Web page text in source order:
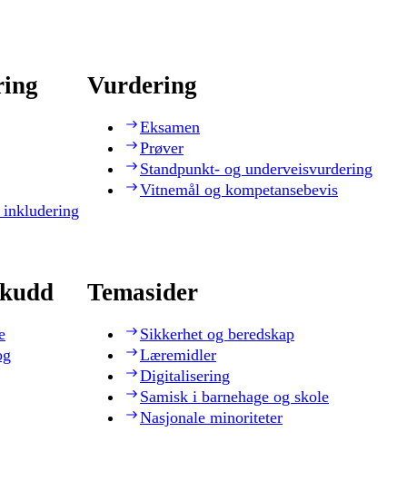
Vurdering
Eksamen
Prøver
Standpunkt- og underveisvurdering
Vitnemål og kompetansebevis
Temasider
Sikkerhet og beredskap
Læremidler
Digitalisering
Samisk i barnehage og skole
Nasjonale minoriteter